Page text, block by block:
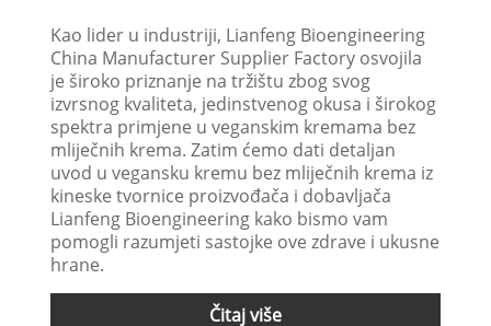
Kao lider u industriji, Lianfeng Bioengineering
China Manufacturer Supplier Factory osvojila
je široko priznanje na tržištu zbog svog
izvrsnog kvaliteta, jedinstvenog okusa i širokog
spektra primjene u veganskim kremama bez
mliječnih krema. Zatim ćemo dati detaljan
uvod u vegansku kremu bez mliječnih krema iz
kineske tvornice proizvođača i dobavljača
Lianfeng Bioengineering kako bismo vam
pomogli razumjeti sastojke ove zdrave i ukusne
hrane.
Čitaj više